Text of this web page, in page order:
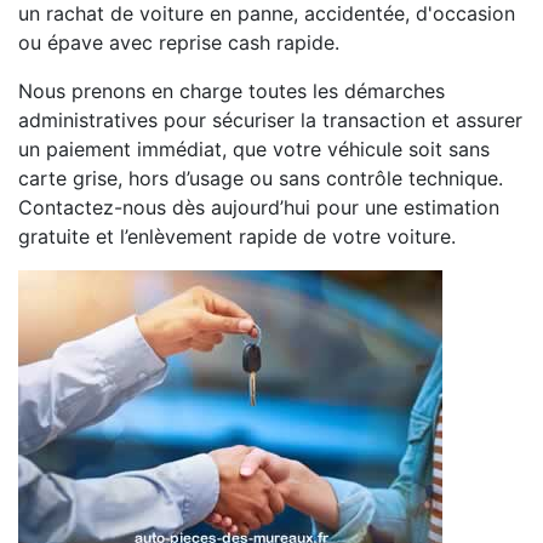
un rachat de voiture en panne, accidentée, d'occasion
ou épave avec reprise cash rapide.
Nous prenons en charge toutes les démarches
administratives pour sécuriser la transaction et assurer
un paiement immédiat, que votre véhicule soit sans
carte grise, hors d’usage ou sans contrôle technique.
Contactez-nous dès aujourd’hui pour une estimation
gratuite et l’enlèvement rapide de votre voiture.